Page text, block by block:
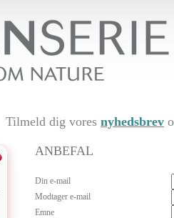
Tilmeld dig vores nyhedsbrev
ANBEFAL
Din e-mail
Modtager e-mail
Emne